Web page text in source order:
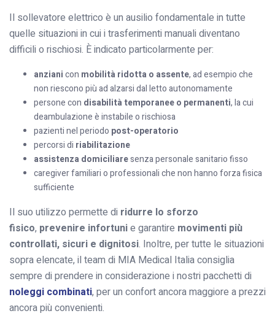
Il sollevatore elettrico è un ausilio fondamentale in tutte
quelle situazioni in cui i trasferimenti manuali diventano
difficili o rischiosi. È indicato particolarmente per:
anzianicon mobilità ridotta o assente, ad esempio che
non riescono più ad alzarsi dal letto autonomamente
persone con disabilità temporanee o permanenti, la cui
deambulazione è instabile o rischiosa
pazienti nel periodo post-operatorio
percorsi di riabilitazione
assistenza domiciliaresenza personale sanitario fisso
caregiver familiari o professionali che non hanno forza fisica
sufficiente
Il suo utilizzo permette di ridurre lo sforzo
fisico, prevenire infortunie garantire movimenti più
controllati, sicuri e dignitosi. Inoltre, per tutte le situazioni
sopra elencate, il team di MIA Medical Italia consiglia
sempre di prendere in considerazione i nostri pacchetti di
noleggi combinati, per un confort ancora maggiore a prezzi
ancora più convenienti.